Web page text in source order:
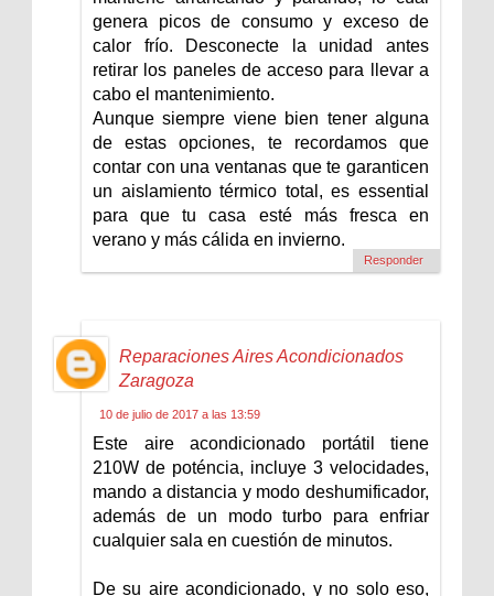
genera picos de consumo y exceso de
calor frío. Desconecte la unidad antes
retirar los paneles de acceso para llevar a
cabo el mantenimiento.
Aunque siempre viene bien tener alguna
de estas opciones, te recordamos que
contar con una ventanas que te garanticen
un aislamiento térmico total, es essential
para que tu casa esté más fresca en
verano y más cálida en invierno.
Responder
Reparaciones Aires Acondicionados
Zaragoza
10 de julio de 2017 a las 13:59
Este aire acondicionado portátil tiene
210W de poténcia, incluye 3 velocidades,
mando a distancia y modo deshumificador,
además de un modo turbo para enfriar
cualquier sala en cuestión de minutos.
De su aire acondicionado, y no solo eso,